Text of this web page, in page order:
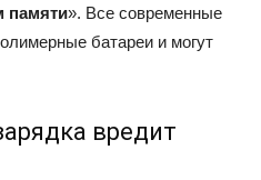
памяти». Все современные
батареи и могут
вредит